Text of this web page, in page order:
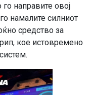
направите овој
намалите силниот
средство за
кое истовремено